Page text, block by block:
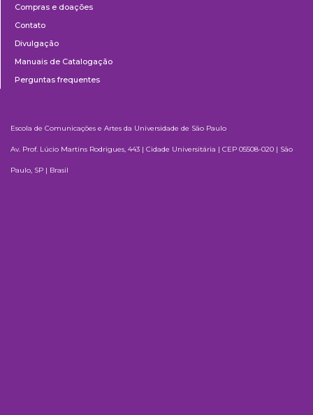
Compras e doações
Contato
Divulgação
Manuais de Catalogação
Perguntas frequentes
Escola de Comunicações e Artes da Universidade de São Paulo
Av. Prof. Lúcio Martins Rodrigues, 443 | Cidade Universitária | CEP 05508-020 | São
Paulo, SP | Brasil